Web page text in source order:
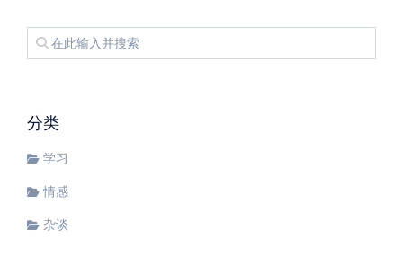
分类
学习
情感
杂谈